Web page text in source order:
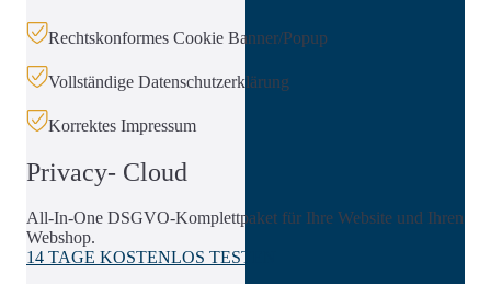
Rechtskonformes Cookie Banner/Popup
Vollständige Datenschutzerklärung
Korrektes Impressum
Privacy- Cloud
All-In-One DSGVO-Komplettpaket für Ihre Website und Ihren
Webshop.
14 TAGE KOSTENLOS TESTEN